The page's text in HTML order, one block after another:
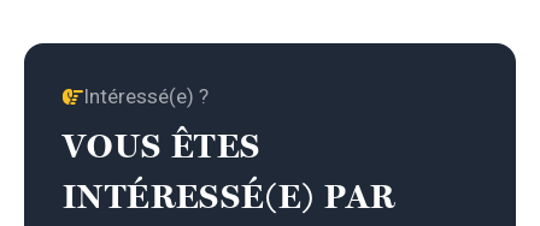
Intéressé(e) ?
VOUS ÊTES
INTÉRESSÉ(E) PAR